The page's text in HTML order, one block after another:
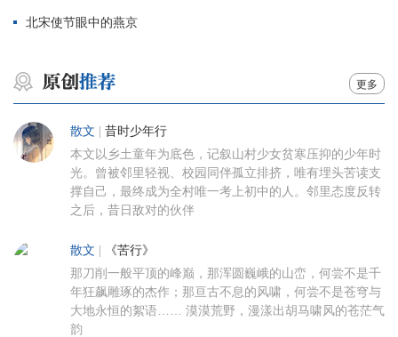
北宋使节眼中的燕京
更多
散文 昔时少年行
本文以乡土童年为底色，记叙山村少女贫寒压抑的少年时
光。曾被邻里轻视、校园同伴孤立排挤，唯有埋头苦读支
撑自己，最终成为全村唯一考上初中的人。邻里态度反转
之后，昔日敌对的伙伴
散文 《苦行》
那刀削一般平顶的峰巅，那浑圆巍峨的山峦，何尝不是千
年狂飙雕琢的杰作；那亘古不息的风啸，何尝不是苍穹与
大地永恒的絮语…… 漠漠荒野，漫漾出胡马啸风的苍茫气
韵